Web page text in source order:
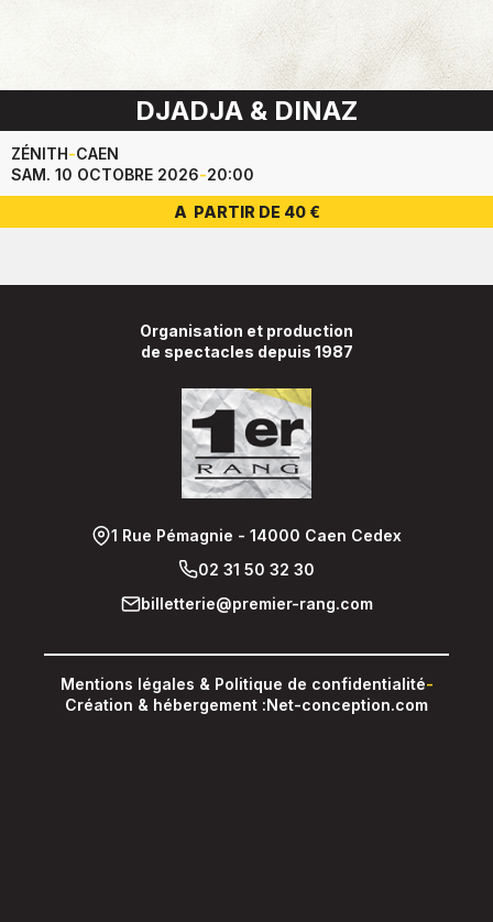
DJADJA & DINAZ
ZÉNITH-CAEN
SAM. 10 OCTOBRE 2026-20:00
A PARTIR DE 40 €
Organisation et production
de spectacles depuis 1987
1 Rue Pémagnie - 14000 Caen Cedex
02 31 50 32 30
billetterie@premier-rang.com
Mentions légales & Politique de confidentialité-
Création & hébergement :Net-conception.com